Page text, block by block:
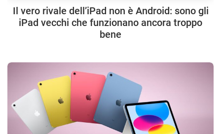
Il vero rivale dell’iPad non è Android: sono gli
iPad vecchi che funzionano ancora troppo
bene